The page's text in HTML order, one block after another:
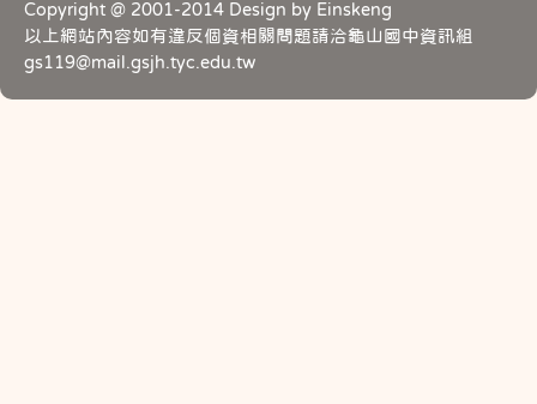
Copyright @ 2001-2014 Design by Einskeng
以上網站內容如有違反個資相關問題請洽龜山國中資訊組
gs119@mail.gsjh.tyc.edu.tw